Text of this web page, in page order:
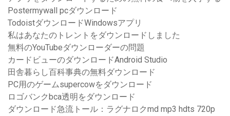
Postermywall pcダウンロード
TodoistダウンロードWindowsアプリ
私はあなたのトレントをダウンロードしました
無料のYouTubeダウンローダーの問題
カードビューのダウンロードAndroid Studio
田舎暮らし百科事典の無料ダウンロード
PC用のゲームsupercowをダウンロード
ロゴバンクbca透明をダウンロード
ダウンロード急流トール：ラグナロクmd mp3 hdts 720p